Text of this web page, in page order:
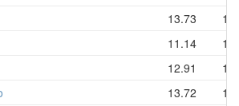
13.73
11.14
12.91
13.72